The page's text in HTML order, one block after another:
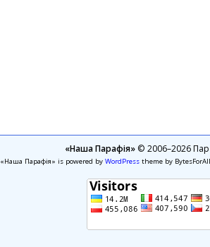
«Наша Парафія»© 2006–2026
«Наша Парафія» is powered by WordPresstheme by